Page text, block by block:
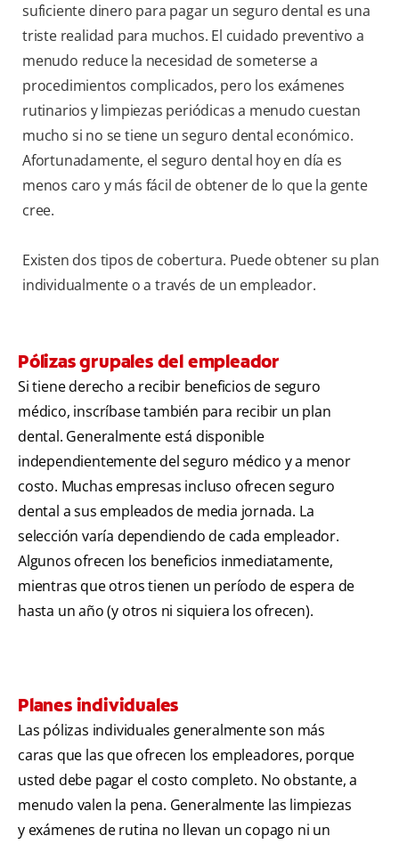
suficiente dinero para pagar un seguro dental es una
triste realidad para muchos. El cuidado preventivo a
menudo reduce la necesidad de someterse a
procedimientos complicados, pero los exámenes
rutinarios y limpiezas periódicas a menudo cuestan
mucho si no se tiene un seguro dental económico.
Afortunadamente, el seguro dental hoy en día es
menos caro y más fácil de obtener de lo que la gente
cree.
Existen dos tipos de cobertura. Puede obtener su plan
individualmente o a través de un empleador.
Pólizas grupales del empleador
Si tiene derecho a recibir beneficios de seguro
médico, inscríbase también para recibir un plan
dental. Generalmente está disponible
independientemente del seguro médico y a menor
costo. Muchas empresas incluso ofrecen seguro
dental a sus empleados de media jornada. La
selección varía dependiendo de cada empleador.
Algunos ofrecen los beneficios inmediatamente,
mientras que otros tienen un período de espera de
hasta un año (y otros ni siquiera los ofrecen).
Planes individuales
Las pólizas individuales generalmente son más
caras que las que ofrecen los empleadores, porque
usted debe pagar el costo completo. No obstante, a
menudo valen la pena. Generalmente las limpiezas
y exámenes de rutina no llevan un copago ni un